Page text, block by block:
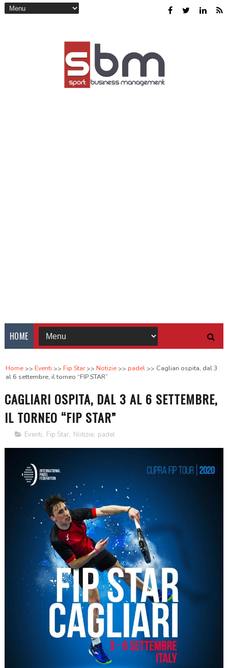
HOME
Home Eventi Fip Star Notizie padel
Cagliari ospita, dal 3
al 6 settembre, il torneo “FIP STAR”
CAGLIARI OSPITA, DAL 3 AL 6 SETTEMBRE,
IL TORNEO “FIP STAR”
Eventi, Fip Star, Notizie, padel